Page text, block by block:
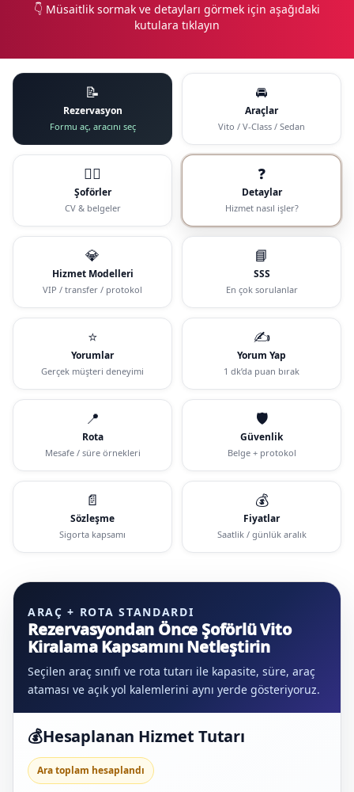
👇 Müsaitlik sormak ve detayları görmek için aşağıdaki
kutulara tıklayın
📝
Rezervasyon
Formu aç, aracını seç
🚘
Araçlar
Vito / V-Class / Sedan
🧑‍✈️
Şoförler
CV & belgeler
❓
Detaylar
Hizmet nasıl işler?
💎
Hizmet Modelleri
VIP / transfer / protokol
📘
SSS
En çok sorulanlar
⭐
Yorumlar
Gerçek müşteri deneyimi
✍️
Yorum Yap
1 dk’da puan bırak
📍
Rota
Mesafe / süre örnekleri
🛡️
Güvenlik
Belge + protokol
📄
Sözleşme
Sigorta kapsamı
💰
Fiyatlar
Saatlik / günlük aralık
ARAÇ + ROTA STANDARDI
Rezervasyondan Önce Şoförlü Vito
Kiralama Kapsamını Netleştirin
Seçilen araç sınıfı ve rota tutarı ile kapasite, süre, araç
ataması ve açık yol kalemlerini aynı yerde gösteriyoruz.
💰Hesaplanan Hizmet Tutarı
Ara toplam hesaplandı